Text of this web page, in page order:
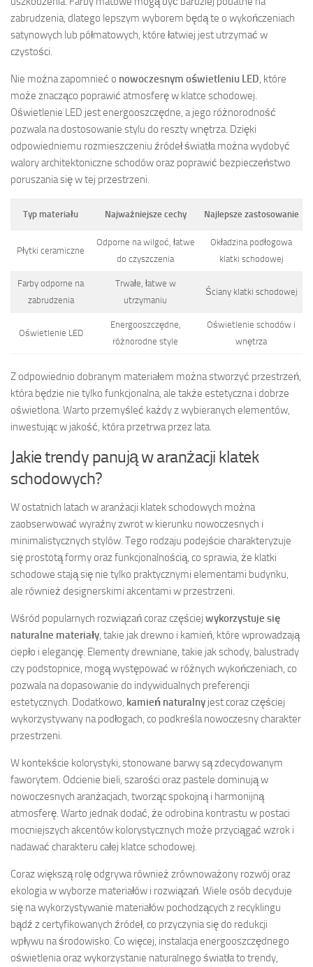
zabrudzenia, dlatego lepszym wyborem będą te o wykończeniach
satynowych lub półmatowych, które łatwiej jest utrzymać w
czystości.
Nie można zapomnieć o nowoczesnym oświetleniu LED, które
może znacząco poprawić atmosferę w klatce schodowej.
Oświetlenie LED jest energooszczędne, a jego różnorodność
pozwala na dostosowanie stylu do reszty wnętrza. Dzięki
odpowiedniemu rozmieszczeniu źródeł światła można wydobyć
walory architektoniczne schodów oraz poprawić bezpieczeństwo
poruszania się w tej przestrzeni.
Typ materiału Najważniejsze cechy Najlepsze zastosowanie
Płytki ceramiczne
Odporne na wilgoć, łatwe
do czyszczenia
Okładzina podłogowa
klatki schodowej
Farby odporne na
zabrudzenia
Trwałe, łatwe w
utrzymaniu
Ściany klatki schodowej
Oświetlenie LED
Energooszczędne,
różnorodne style
Oświetlenie schodów i
wnętrza
Z odpowiednio dobranym materiałem można stworzyć przestrzeń,
która będzie nie tylko funkcjonalna, ale także estetyczna i dobrze
oświetlona. Warto przemyśleć każdy z wybieranych elementów,
inwestując w jakość, która przetrwa przez lata.
Jakie trendy panują w aranżacji klatek
schodowych?
W ostatnich latach w aranżacji klatek schodowych można
zaobserwować wyraźny zwrot w kierunku nowoczesnych i
minimalistycznych stylów. Tego rodzaju podejście charakteryzuje
się prostotą formy oraz funkcjonalnością, co sprawia, że klatki
schodowe stają się nie tylko praktycznymi elementami budynku,
ale również designerskimi akcentami w przestrzeni.
Wśród popularnych rozwiązań coraz częściej wykorzystuje się
naturalne materiały, takie jak drewno i kamień, które wprowadzają
ciepło i elegancję. Elementy drewniane, takie jak schody, balustrady
czy podstopnice, mogą występować w różnych wykończeniach, co
pozwala na dopasowanie do indywidualnych preferencji
estetycznych. Dodatkowo, kamień naturalny jest coraz częściej
wykorzystywany na podłogach, co podkreśla nowoczesny charakter
przestrzeni.
W kontekście kolorystyki, stonowane barwy są zdecydowanym
faworytem. Odcienie bieli, szarości oraz pastele dominują w
nowoczesnych aranżacjach, tworząc spokojną i harmonijną
atmosferę. Warto jednak dodać, że odrobina kontrastu w postaci
mocniejszych akcentów kolorystycznych może przyciągać wzrok i
nadawać charakteru całej klatce schodowej.
Coraz większą rolę odgrywa również zrównoważony rozwój oraz
ekologia w wyborze materiałów i rozwiązań. Wiele osób decyduje
się na wykorzystywanie materiałów pochodzących z recyklingu
bądź z certyfikowanych źródeł, co przyczynia się do redukcji
wpływu na środowisko. Co więcej, instalacja energooszczędnego
oświetlenia oraz wykorzystanie naturalnego światła to trendy,